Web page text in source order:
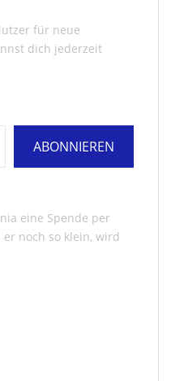
für neue
dich jederzeit
ABONNIEREN
eine Spende per
er noch so klein, wird